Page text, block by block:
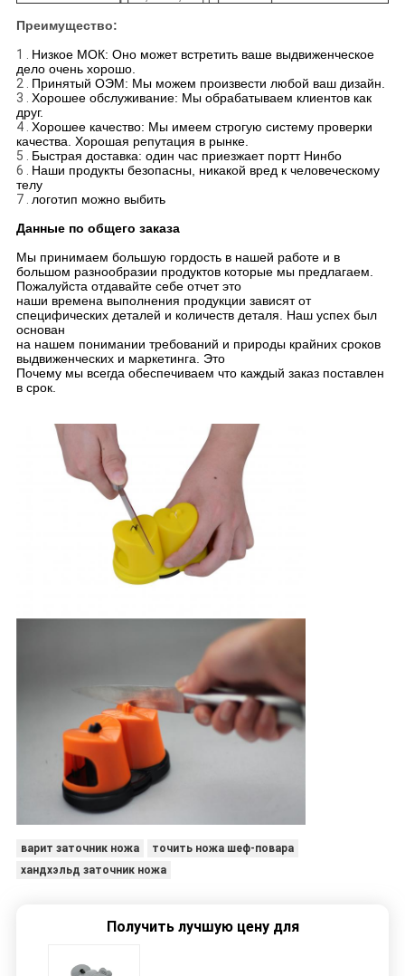
Преимущество:
1 . Низкое МОК: Оно может встретить ваше выдвиженческое
дело очень хорошо.
2 . Принятый ОЭМ: Мы можем произвести любой ваш дизайн.
3 . Хорошее обслуживание: Мы обрабатываем клиентов как
друг.
4 . Хорошее качество: Мы имеем строгую систему проверки
качества. Хорошая репутация в рынке.
5 . Быстрая доставка: один час приезжает портт Нинбо
6 . Наши продукты безопасны, никакой вред к человеческому
телу
7 . логотип можно выбить
Данные по общего заказа
Мы принимаем большую гордость в нашей работе и в
большом разнообразии продуктов которые мы предлагаем.
Пожалуйста отдавайте себе отчет это
наши времена выполнения продукции зависят от
специфических деталей и количеств деталя. Наш успех был
основан
на нашем понимании требований и природы крайних сроков
выдвиженческих и маркетинга. Это
Почему мы всегда обеспечиваем что каждый заказ поставлен
в срок.
варит заточник ножа
точить ножа шеф-повара
хандхэльд заточник ножа
Получить лучшую цену для